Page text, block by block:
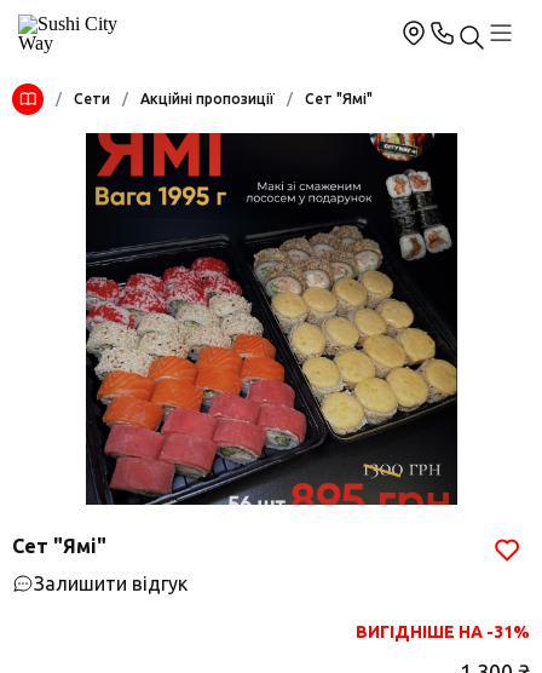
/ Сети / Акційні пропозиції / Сет "Ямі"
Сет "Ямі"
Залишити відгук
ВИГІДНІШЕ НА -31%